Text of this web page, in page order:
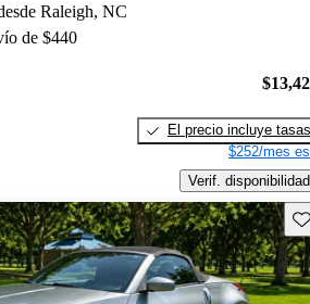
Raleigh, NC
de $440
El precio incluye tasas
$252/mes
Verif. disponibilidad